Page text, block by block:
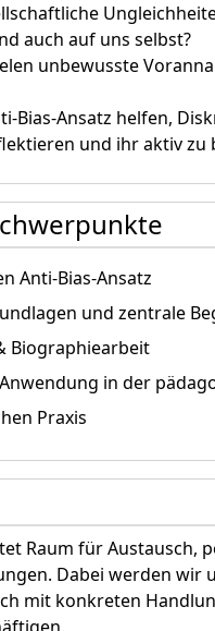
auch auf uns selbst?
unbewusste
Bias-Ansatz helfen,
und ihr aktiv zu
Anti-Bias-Ansatz
und zentrale
Biographiearbeit
in der
Praxis
Raum für Austausch,
Dabei werden wir
mit konkreten